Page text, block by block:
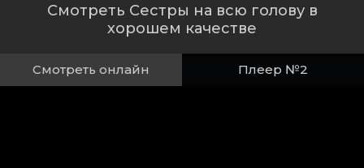
Смотреть Сестры на всю голову в
хорошем качестве
Смотреть онлайн Плеер №2